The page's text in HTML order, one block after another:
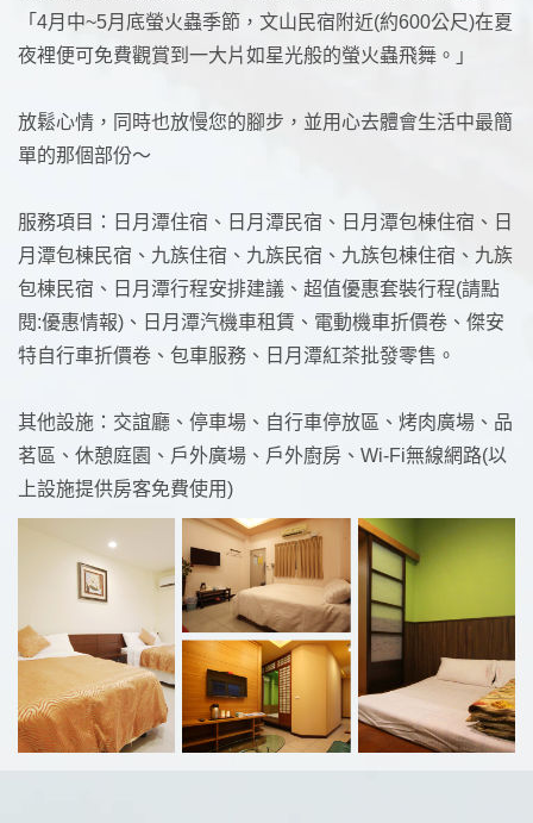
「4月中~5月底螢火蟲季節，文山民宿附近(約600公尺)在夏
夜裡便可免費觀賞到一大片如星光般的螢火蟲飛舞。」
放鬆心情，同時也放慢您的腳步，並用心去體會生活中最簡
單的那個部份～
服務項目：日月潭住宿、日月潭民宿、日月潭包棟住宿、日
月潭包棟民宿、九族住宿、九族民宿、九族包棟住宿、九族
包棟民宿、日月潭行程安排建議、超值優惠套裝行程(請點
閱:優惠情報)、日月潭汽機車租賃、電動機車折價卷、傑安
特自行車折價卷、包車服務、日月潭紅茶批發零售。
其他設施：交誼廳、停車場、自行車停放區、烤肉廣場、品
茗區、休憩庭園、戶外廣場、戶外廚房、Wi-Fi無線網路(以
上設施提供房客免費使用)